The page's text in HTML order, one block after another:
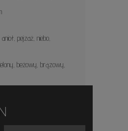
pejzaż, niebo,
beżowy, brązowy,